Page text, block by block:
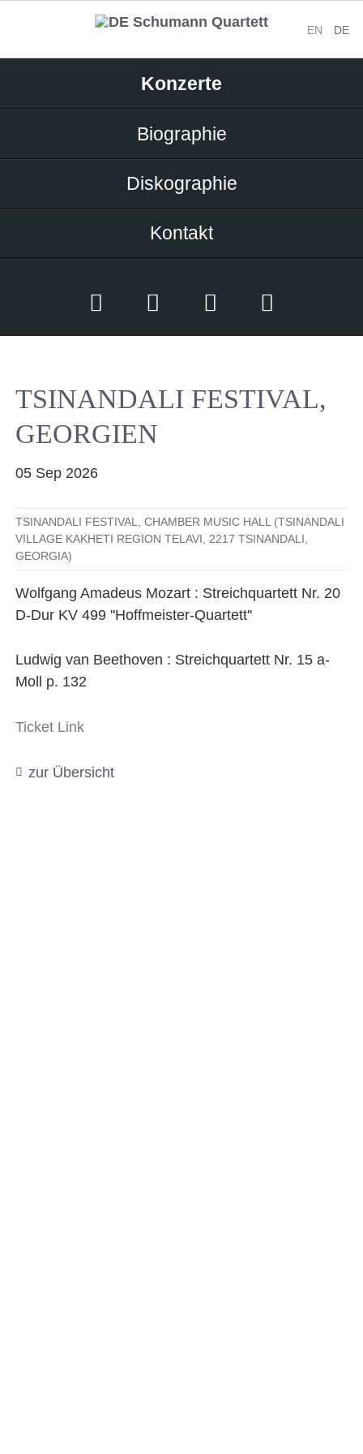
EN DE
Konzerte
Biographie
Diskographie
Kontakt
FacebookYouTubeInstagramEMail
TSINANDALI FESTIVAL,
GEORGIEN
05 Sep 2026
TSINANDALI FESTIVAL, CHAMBER MUSIC HALL (TSINANDALI
VILLAGE KAKHETI REGION TELAVI, 2217 TSINANDALI,
GEORGIA)
Wolfgang Amadeus Mozart : Streichquartett Nr. 20
D-Dur KV 499 ''Hoffmeister-Quartett''
Ludwig van Beethoven : Streichquartett Nr. 15 a-
Moll p. 132
Ticket Link
zur Übersicht